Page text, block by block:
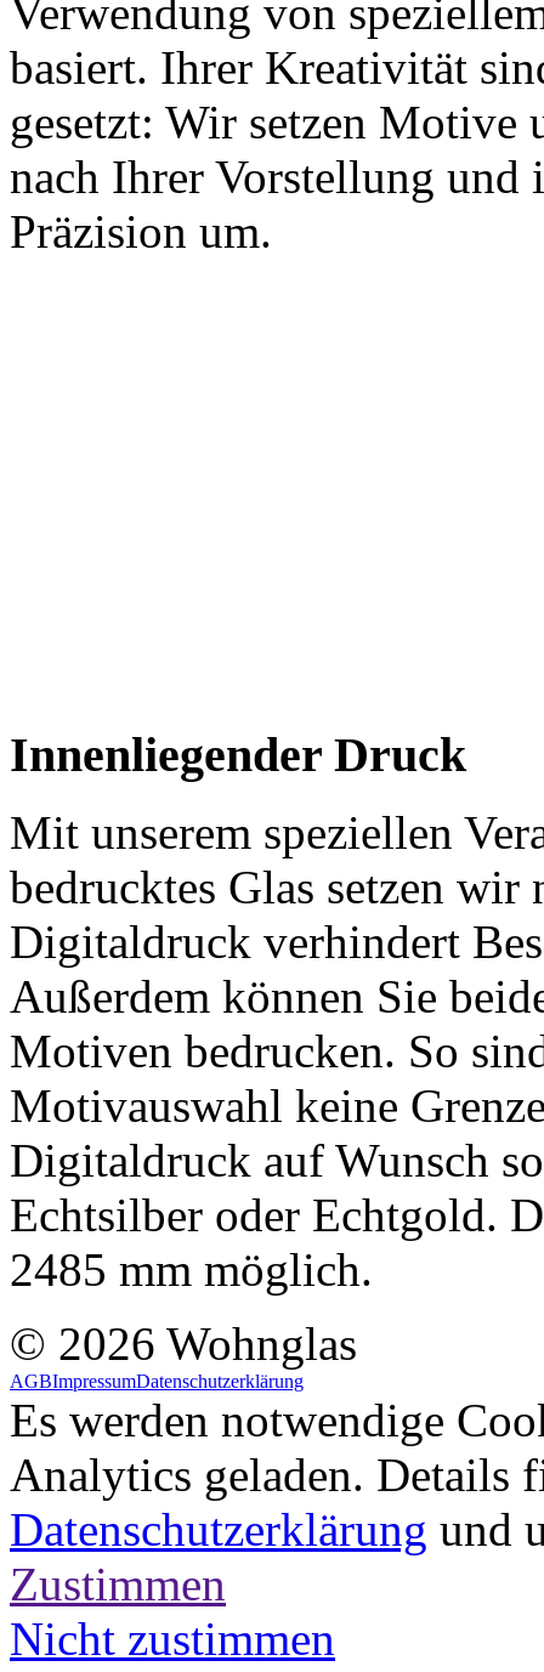
Verwendung von
basiert. Ihrer Kreativität
gesetzt: Wir setzen Motive
nach Ihrer Vorstellung und
Präzision um.
Innenliegender Druck
Mit unserem speziellen
bedrucktes Glas setzen wir
Digitaldruck verhindert
Außerdem können Sie
Motiven bedrucken. So
Motivauswahl keine
Digitaldruck auf Wunsch
Echtsilber oder Echtgold.
2485 mm möglich.
© 2026 Wohnglas
AGBImpressumDatenschutzerklärung
Es werden notwendige
Analytics geladen. Details
Datenschutzerklärung und
Zustimmen
Nicht zustimmen